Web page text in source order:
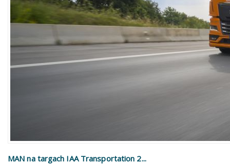
MAN na targach IAA Transportation 2...